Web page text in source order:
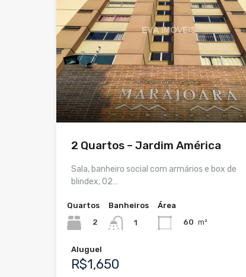
2 Quartos – Jardim América
Sala, banheiro social com armários e box de
blindex, 02…
Quartos
2
Banheiros
1
Área
60 m²
Aluguel
R$1,650